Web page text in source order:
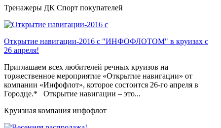
Тренажеры ДК Спорт покупателей
Открытие навигации-2016 с "ИНФОФЛОТОМ" в круизах с
26 апреля!
Приглашаем всех любителей речных круизов на
торжественное мероприятие «Открытие навигации» от
компании «Инфофлот», которое состоится 26-го апреля в
Городце.* Открытие навигации – это...
Круизная компания инфофлот